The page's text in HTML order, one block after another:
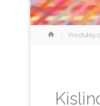
StronaProdukty